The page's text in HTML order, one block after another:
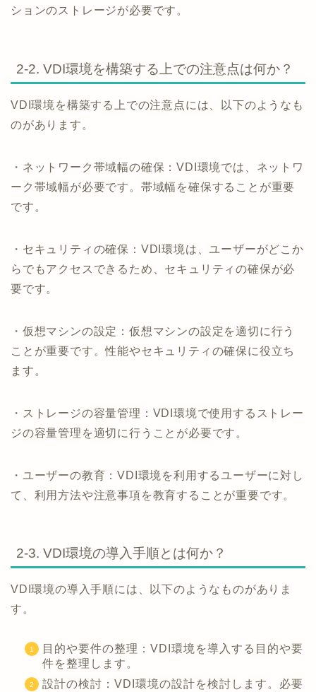
ションのストレージが必要です。
2-2. VDI環境を構築する上での注意点は何か？
VDI環境を構築する上での注意点には、以下のようなも
のがあります。
・ネットワーク帯域幅の確保：VDI環境では、ネットワ
ーク帯域幅が必要です。帯域幅を確保することが重要
です。
・セキュリティの確保：VDI環境は、ユーザーがどこか
らでもアクセスできるため、セキュリティの確保が必
要です。
・仮想マシンの設定：仮想マシンの設定を適切に行う
ことが重要です。性能やセキュリティの確保に役立ち
ます。
・ストレージの容量管理：VDI環境で使用するストレー
ジの容量管理を適切に行うことが必要です。
・ユーザーの教育：VDI環境を利用するユーザーに対し
て、利用方法や注意事項を教育することが重要です。
2-3. VDI環境の導入手順とは何か？
VDI環境の導入手順には、以下のようなものがありま
す。
目的や要件の整理：VDI環境を導入する目的や要
件を整理します。
設計の検討：VDI環境の設計を検討します。必要